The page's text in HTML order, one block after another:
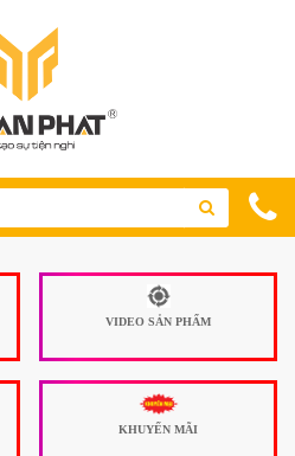
VIDEO SẢN PHẨM
KHUYẾN MÃI